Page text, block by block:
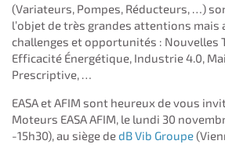
(Variateurs, Pompes, Réducteurs, …)
l’objet de très grandes attentions mais
challenges et opportunités : Nouvelles
Efficacité Énergétique, Industrie 4.0,
Prescriptive, …
EASA et AFIM sont heureux de vous
Moteurs EASA AFIM, le lundi 30
-15h30), au siège dedB Vib Groupe